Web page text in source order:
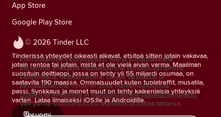
© 2026 Tinder LLC
Tinderissä yhteydet oikeasti alkavat, etsitpä sitten jotain vakavaa,
jotain rentoa tai jotain, mistä et ole vielä aivan varma. Maailman
suosituin deittiappi, jossa on tehty yli 55 miljardi osumaa, on
saatavilla 190 maassa. Ominaisuudet kuten tuplatreffit, musatila,
passi, Synkkaus ja monet muut on tehty kaikenlaisia yhteyksiä
varten. Lataa ilmaiseksi iOS:lle ja Androidille.
suomi
App Store
Google Play Store
Kunnioitamme yksityisyyttäsi. Me ja kumppanimme
käytämme evästeitä mitataksemme verkkosivustomme
kävijämääriä, tarjotaksemme sinulle tarjouksia ja
kehittääksemme Tinderin omia markkinointitoimia.
Lisätietoja evästeistä ja käyttämistämme palveluntarjoajista.
Voit perua suostumuksesi asetuksista koska tahansa.